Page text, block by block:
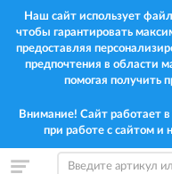
Наш сайт использует
чтобы гарантировать
предоставляя
предпочтения в области
помогая получить
Внимание! Сайт работает
при работе с сайтом и